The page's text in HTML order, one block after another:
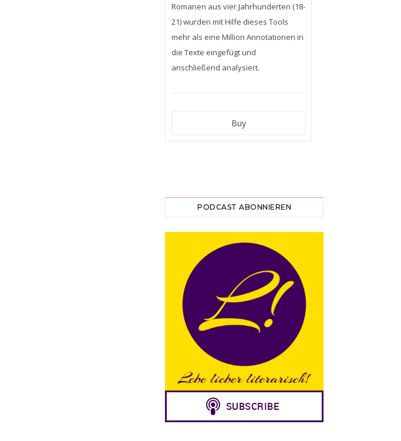
Romanen aus vier Jahrhunderten (18-
21) wurden mit Hilfe dieses Tools
mehr als eine Million Annotationen in
die Texte eingefügt und
anschließend analysiert.
PODCAST ABONNIEREN